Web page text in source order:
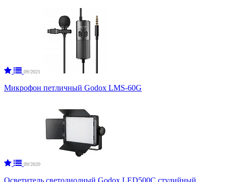
09/2021
Микрофон петличный Godox LMS-60G
09/2020
Осветитель светодиодный Godox LED500C студийный